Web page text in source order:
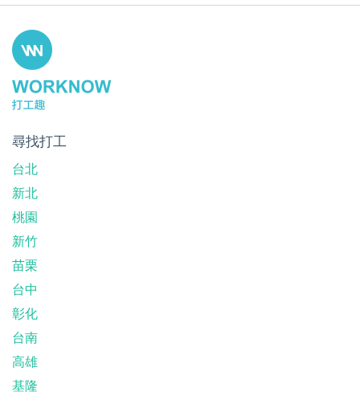
尋找打工
台北
新北
桃園
新竹
苗栗
台中
彰化
台南
高雄
基隆